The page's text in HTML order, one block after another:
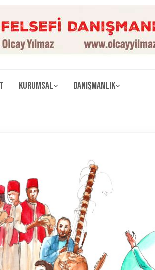
Kurumsal Danışmanlık